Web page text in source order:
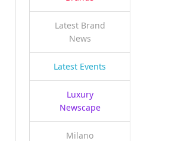
Latest Brand
News
Latest Events
Luxury
Newscape
Milano